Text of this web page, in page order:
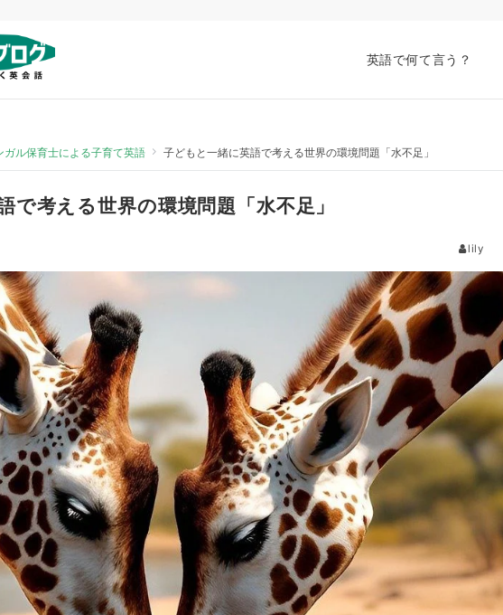
英語で何て言う？
ガル保育士による子育て英語 子どもと一緒に英語で考える世界の環境問題「水不足」
で考える世界の環境問題「水不足」
lily